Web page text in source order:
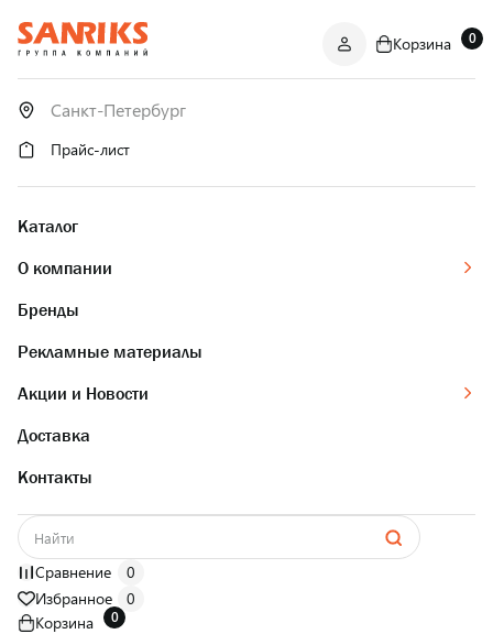
ОПТОМ
И В РОЗНИЦУ
Корзина 0
Прайс-лист
Каталог
О компании
Бренды
Рекламные материалы
Акции и Новости
Доставка
Контакты
Сравнение
0
Избранное
0
Корзина
0